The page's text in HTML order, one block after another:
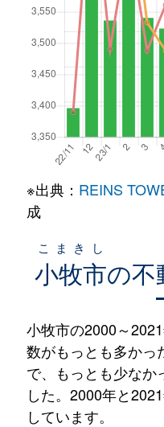
※出典： REINS
成
小牧市
こまきし
の不
小牧市の2000～
数がもっとも多かっ
で、もっとも少なか
した。2000年と
しています。